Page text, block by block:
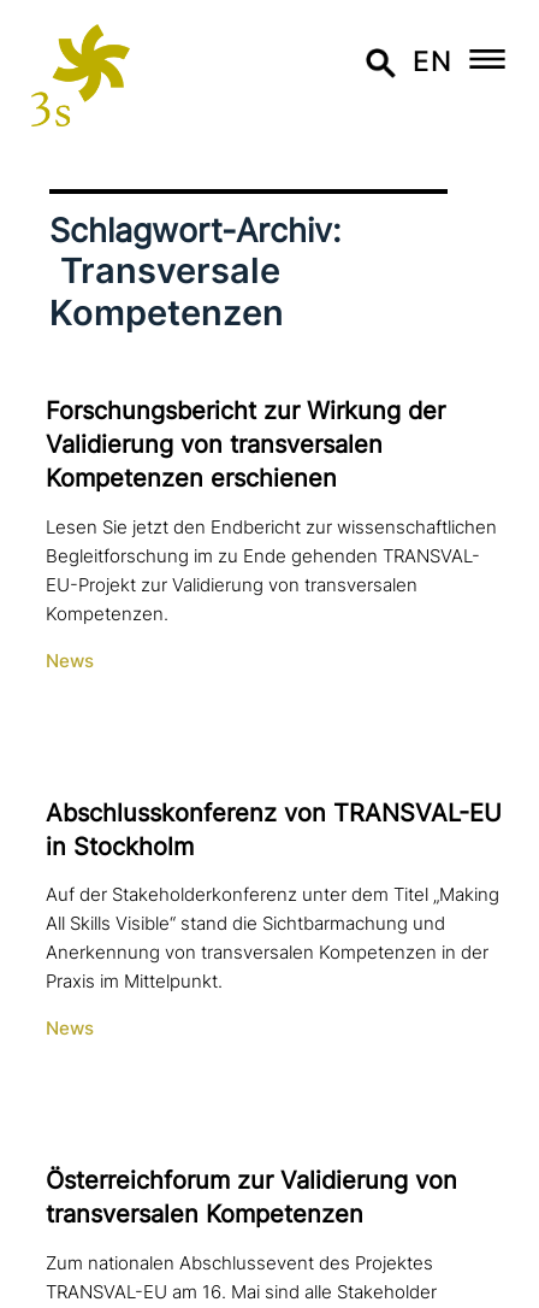
EN
Schlagwort-Archiv:
Transversale
Kompetenzen
Forschungsbericht zur Wirkung der
Validierung von trans­ver­sa­len
Kompetenzen erschienen
Lesen Sie jetzt den Endbericht zur wissenschaftlichen
Begleitforschung im zu Ende gehenden TRANSVAL-
EU-Projekt zur Validierung von transversalen
Kompetenzen.
News
Abschlusskonferenz von TRANSVAL-EU
in Stockholm
Auf der Stakeholderkonferenz unter dem Titel „Making
All Skills Visible“ stand die Sichtbarmachung und
Anerkennung von transversalen Kompetenzen in der
Praxis im Mittelpunkt.
News
Österreichforum zur Validierung von
trans­ver­sa­len Kompetenzen
Zum nationalen Abschlussevent des Projektes
TRANSVAL-EU am 16. Mai sind alle Stakeholder